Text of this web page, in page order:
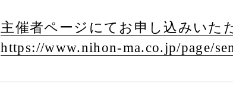
主催者ページにてお申し込みいた
https://www.nihon-ma.co.jp/page/